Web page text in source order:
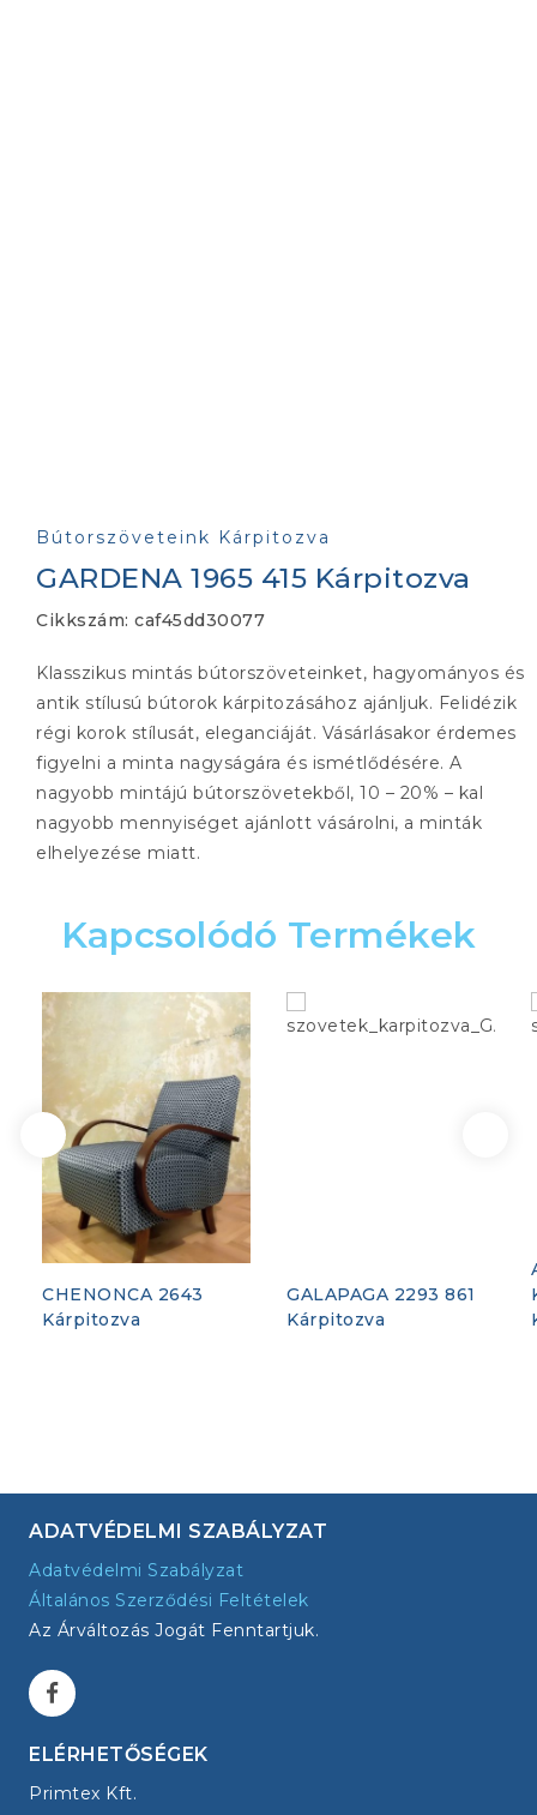
Bútorszöveteink Kárpitozva
GARDENA 1965 415 Kárpitozva
Cikkszám: caf45dd30077
Klasszikus mintás bútorszöveteinket, hagyományos és
antik stílusú bútorok kárpitozásához ajánljuk. Felidézik
régi korok stílusát, eleganciáját. Vásárlásakor érdemes
figyelni a minta nagyságára és ismétlődésére. A
nagyobb mintájú bútorszövetekből, 10 – 20% – kal
nagyobb mennyiséget ajánlott vásárolni, a minták
elhelyezése miatt.
Kapcsolódó Termékek
CHENONCA 2643
Kárpitozva
GALAPAGA 2293 861
Kárpitozva
ADATVÉDELMI SZABÁLYZAT
Adatvédelmi Szabályzat
Általános Szerződési Feltételek
Az Árváltozás Jogát Fenntartjuk.
ELÉRHETŐSÉGEK
Primtex Kft.